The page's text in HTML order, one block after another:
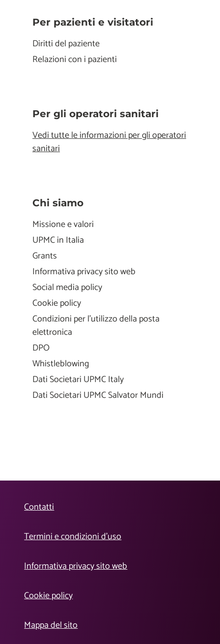
Per pazienti e visitatori
Diritti del paziente
Relazioni con i pazienti
Per gli operatori sanitari
Vedi tutte le informazioni per gli operatori
sanitari
Chi siamo
Missione e valori
UPMC in Italia
Grants
Informativa privacy sito web
Social media policy
Cookie policy
Condizioni per l'utilizzo della posta
elettronica
DPO
Whistleblowing
Dati Societari UPMC Italy
Dati Societari UPMC Salvator Mundi
Contatti
Termini e condizioni d’uso
Informativa privacy sito web
Cookie policy
Mappa del sito